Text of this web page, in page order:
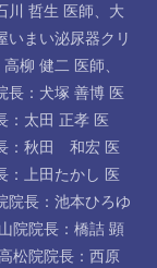
川 哲生 医師、 大
いまい泌尿器クリ
柳 健二 医師、
長：犬塚 善博 医
：太田 正孝 医
：秋田 和宏 医
：上田たかし 医
院長：池本ひろゆ
院院長：橋詰 顕
高松院院長：西原